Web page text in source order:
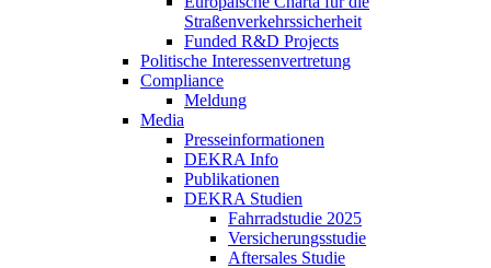
Straßenverkehrssicherheit
Funded R&D Projects
Politische Interessenvertretung
Compliance
Meldung
Media
Presseinformationen
DEKRA Info
Publikationen
DEKRA Studien
Fahrradstudie 2025
Versicherungsstudie
Aftersales Studie